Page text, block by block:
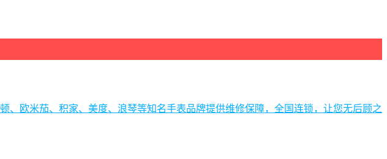
欧米茄、积家、美度、浪琴等知名手表品牌提供维修保障，全国连锁，让您无后顾之